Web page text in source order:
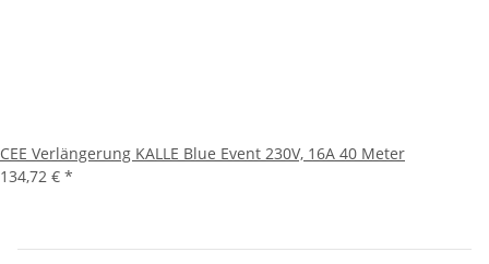
CEE Verlängerung KALLE Blue Event 230V, 16A 40 Meter
134,72 € *